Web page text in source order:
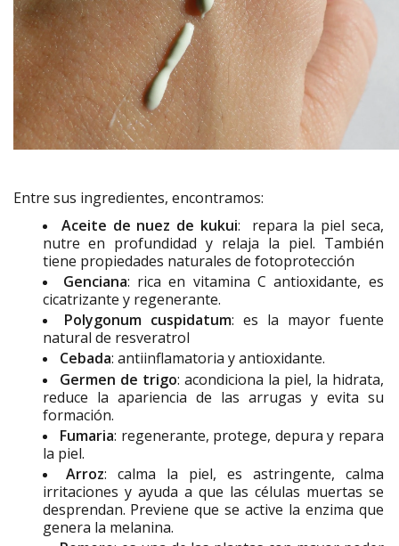
Entre sus ingredientes, encontramos:
Aceite de nuez de kukui: repara la piel seca,
nutre en profundidad y relaja la piel. También
tiene propiedades naturales de fotoprotección
Genciana: rica en vitamina C antioxidante, es
cicatrizante y regenerante.
Polygonum cuspidatum: es la mayor fuente
natural de resveratrol
Cebada: antiinflamatoria y antioxidante.
Germen de trigo: acondiciona la piel, la hidrata,
reduce la apariencia de las arrugas y evita su
formación.
Fumaria: regenerante, protege, depura y repara
la piel.
Arroz: calma la piel, es astringente, calma
irritaciones y ayuda a que las células muertas se
desprendan. Previene que se active la enzima que
genera la melanina.